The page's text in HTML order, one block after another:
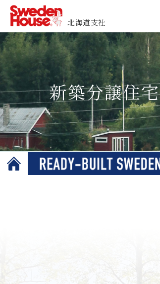
北海道支社
新築分譲住宅